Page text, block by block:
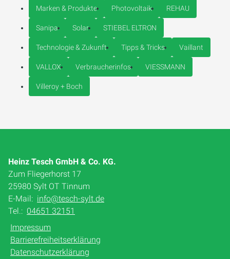
Marken & Produkte Photovoltaik REHAU
Sanipa Solar STIEBEL ELTRON
Technologie & Zukunft Tipps & Tricks Vaillant
VALLOX Verbraucherinfos VIESSMANN
Villeroy + Boch
Heinz Tesch GmbH & Co. KG.
Zum Fliegerhorst 17
25980 Sylt OT Tinnum
E-Mail: info@tesch-sylt.de
Tel.: 04651 32151
Impressum
Barrierefreiheitserklärung
Datenschutzerklärung